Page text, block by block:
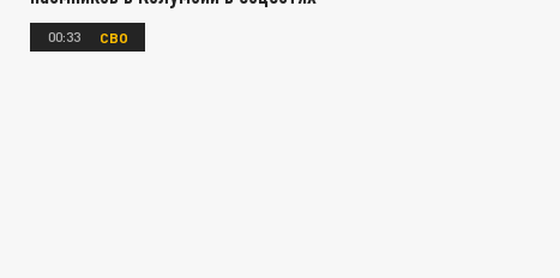
00:33 СВО